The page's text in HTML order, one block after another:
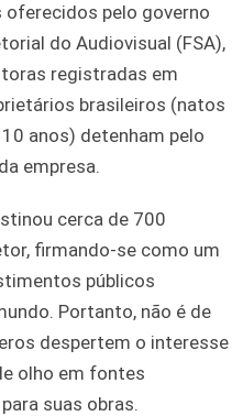
pelo governo
do Audiovisual (FSA),
registradas em
brasileiros (natos
anos) detenham pelo
empresa.
cerca de 700
firmando-se como um
públicos
Portanto, não é de
despertem o interesse
olho em fontes
suas obras.